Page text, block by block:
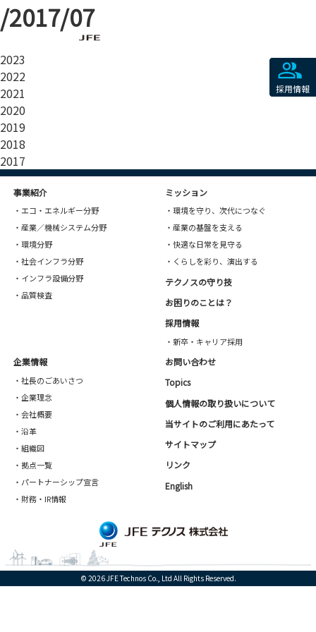
/2017/07
2026
2025
2023
2022
2021
2020
2019
2018
2017
採用情報
企業情報
・社長のごあいさつ
・企業理念
・会社概要
・沿革
・組織図
・拠点一覧
・パートナーシップ宣言
・財務・IR情報
事業紹介
・エコ・エネルギー分野
・産業／機械システム分野
・環境分野
・社会インフラ分野
・インフラ設備分野
・品質検査
ミッション
・環境を守り、次代につなぐ
・産業の基盤を支える
・快適な日常を見守る
・くらしを彩り、演出する
テクノスの守り技
お困りのことは？
採用情報
・新卒・キャリア採用
お問い合わせ
Topics
個人情報の取り扱いについて
当サイトのご利用にあたって
サイトマップ
リンク
English
© 2026 JFE Technos Co., Ltd All Rights Reserved.